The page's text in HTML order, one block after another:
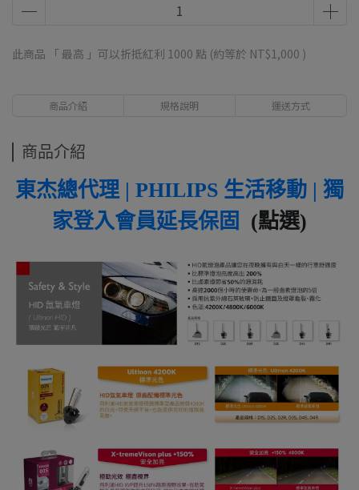
此商品 「 最高 」可以折抵紅利 1000 點 (約等於 NT$1,000 )
商品介紹 規格說明 運送方式
商品介紹
東杰總代理 | PHILIPS 生活移動 | 獨
家登入會員延長保固
(點選)